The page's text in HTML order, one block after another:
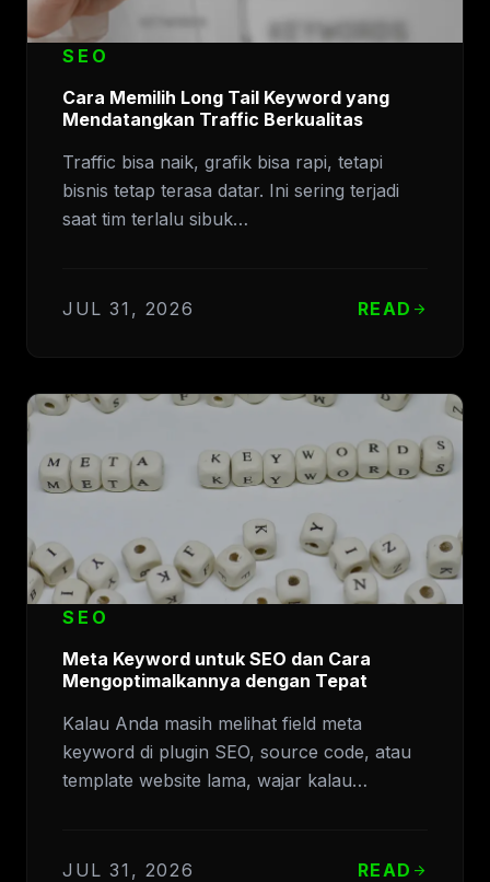
SEO
Cara Memilih Long Tail Keyword yang
Mendatangkan Traffic Berkualitas
Traffic bisa naik, grafik bisa rapi, tetapi
bisnis tetap terasa datar. Ini sering terjadi
saat tim terlalu sibuk…
JUL 31, 2026 READ arrow_forward
SEO
Meta Keyword untuk SEO dan Cara
Mengoptimalkannya dengan Tepat
Kalau Anda masih melihat field meta
keyword di plugin SEO, source code, atau
template website lama, wajar kalau…
JUL 31, 2026 READ arrow_forward